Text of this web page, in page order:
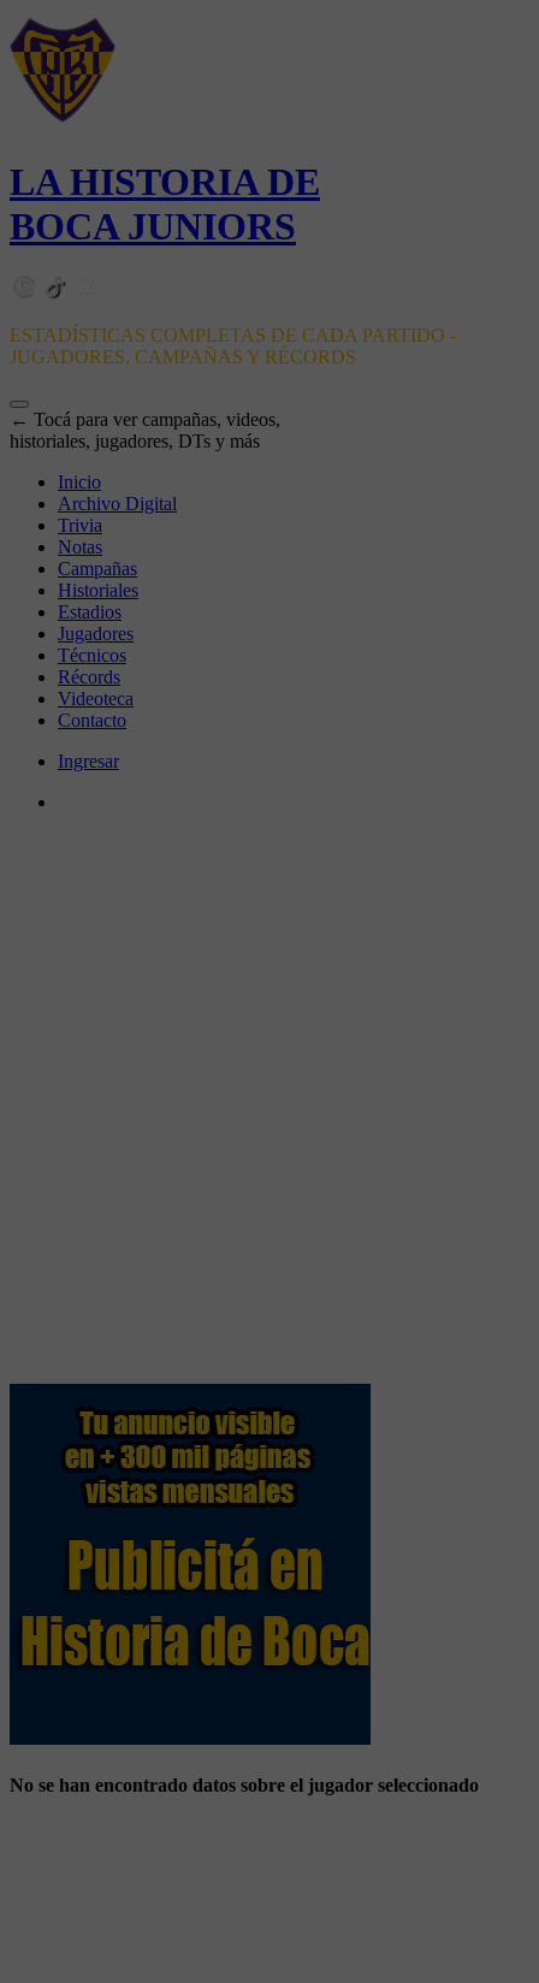
LA HISTORIA DE
BOCA JUNIORS
ESTADÍSTICAS COMPLETAS DE CADA PARTIDO -
JUGADORES, CAMPAÑAS Y RÉCORDS
← Tocá para ver campañas, videos,
historiales, jugadores, DTs y más
Inicio
Archivo Digital
Trivia
Notas
Campañas
Historiales
Estadios
Jugadores
Técnicos
Récords
Videoteca
Contacto
Ingresar
No se han encontrado datos sobre el jugador seleccionado